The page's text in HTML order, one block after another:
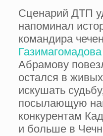
Сценарий ДТП
напоминал
командира
Газимагомадова
Абрамову
остался в
искушать
посылающую
конкурентам
и больше в